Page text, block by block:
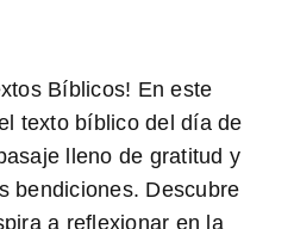
Bíblicos! En este
texto bíblico del día de
lleno de gratitud y
bendiciones. Descubre
a reflexionar en la